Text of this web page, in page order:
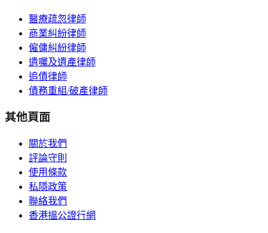
醫療疏忽律師
商業糾紛律師
僱傭糾紛律師
遺囑及遺產律師
追債律師
債務重組/破產律師
其他頁面
關於我們
評論守則
使用條款
私隱政策
聯絡我們
香港搵公證行網